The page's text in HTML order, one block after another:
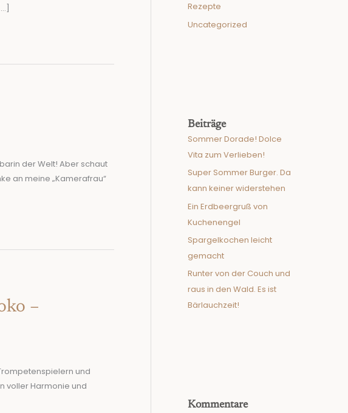
der Welt! Aber schaut
an meine „Kamerafrau“
–
und
voller Harmonie und
Rezepte
Uncategorized
Beiträge
Sommer Dorade! Dolce
Vita zum Verlieben!
Super Sommer Burger. Da
kann keiner widerstehen
Ein Erdbeergruß von
Kuchenengel
Spargelkochen leicht
gemacht
Runter von der Couch und
raus in den Wald. Es ist
Bärlauchzeit!
Kommentare